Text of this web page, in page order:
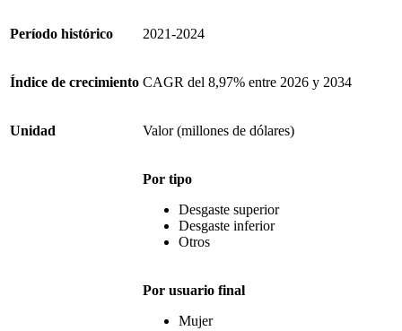
Período histórico 2021-2024
Índice de crecimiento CAGR del 8,97% entre 2026 y 2034
Unidad Valor (millones de dólares)
Por tipo
Desgaste superior
Desgaste inferior
Otros
Por usuario final
Mujer